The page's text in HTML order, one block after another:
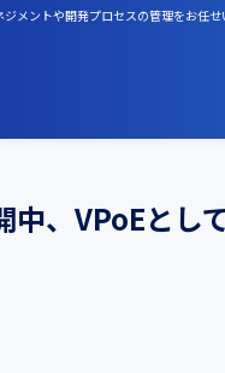
メントや開発プロセスの管理をお任せ
、VPoEとし